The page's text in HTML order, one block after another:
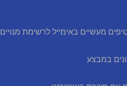
מעשיים באימייל לרשימת מנויים